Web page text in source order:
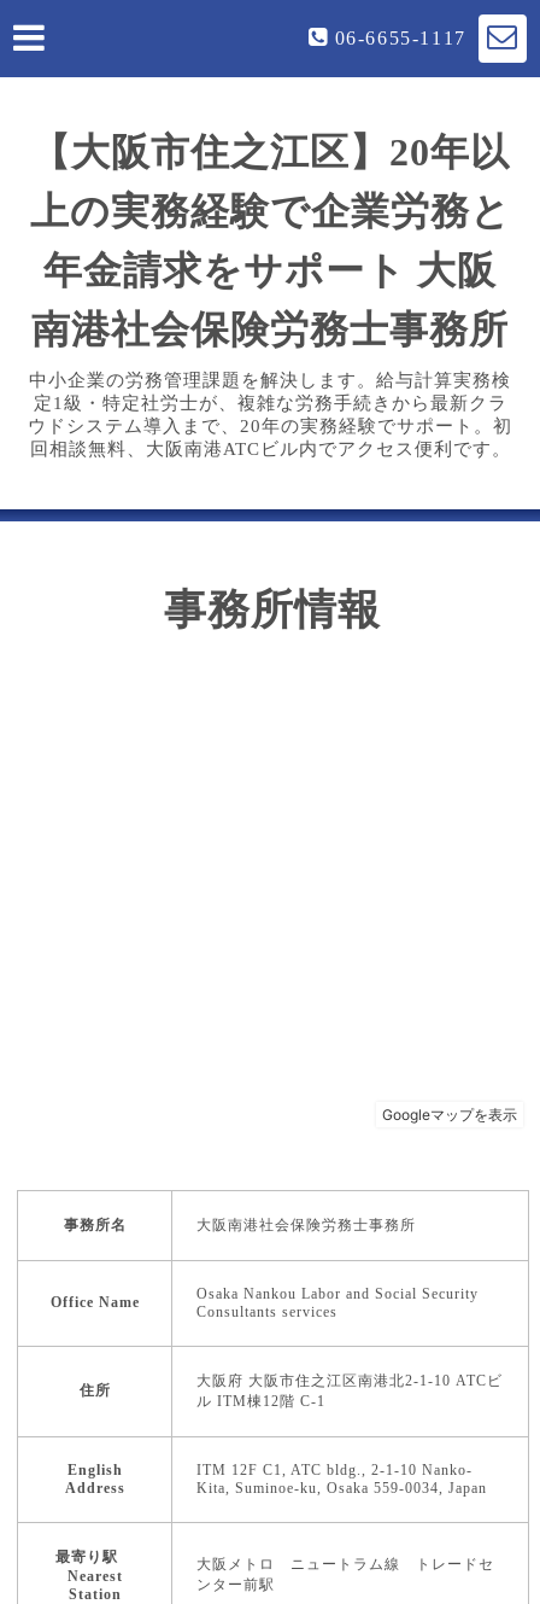
06-6655-1117
【大阪市住之江区】20年以
上の実務経験で企業労務と
年金請求をサポート 大阪
南港社会保険労務士事務所
中小企業の労務管理課題を解決します。給与計算実務検
定1級・特定社労士が、複雑な労務手続きから最新クラ
ウドシステム導入まで、20年の実務経験でサポート。初
回相談無料、大阪南港ATCビル内でアクセス便利です。
事務所情報
事務所名 大阪南港社会保険労務士事務所
Office Name
Osaka Nankou Labor and Social Security
Consultants services
住所
大阪府 大阪市住之江区南港北2-1-10 ATCビ
ル ITM棟12階 C-1
English
Address
ITM 12F C1, ATC bldg., 2-1-10 Nanko-
Kita, Suminoe-ku, Osaka 559-0034, Japan
最寄り駅
Nearest
Station
大阪メトロ ニュートラム線 トレードセ
ンター前駅